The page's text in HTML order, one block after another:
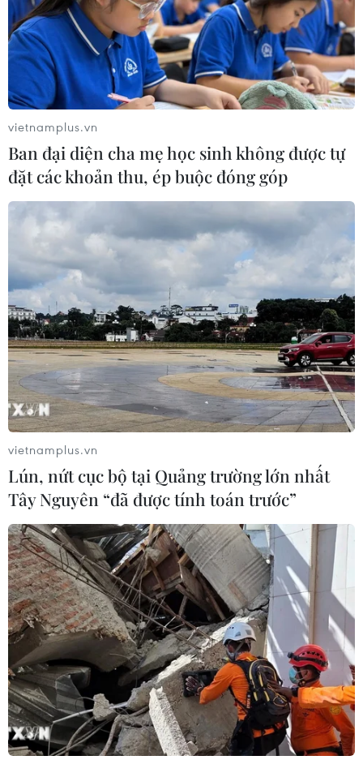
vietnamplus.vn
Ban đại diện cha mẹ học sinh không được tự
đặt các khoản thu, ép buộc đóng góp
vietnamplus.vn
Lún, nứt cục bộ tại Quảng trường lớn nhất
Tây Nguyên “đã được tính toán trước”